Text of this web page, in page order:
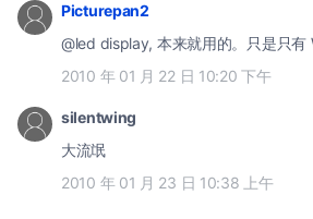
Picturepan2
@led display, 本来就用的。只是只有
2010 年 01 月 22 日 10:20 下午
silentwing
大流氓
2010 年 01 月 23 日 10:38 上午